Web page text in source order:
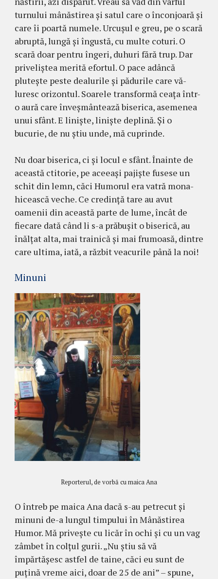
turnului mânăs­tirea și sa­tul care o înconjoară și
care îi poartă numele. Urcușul e greu, pe o scară
abruptă, lungă și îngustă, cu multe coturi. O
scară doar pentru îngeri, du­huri fără trup. Dar
priveliștea me­rită efortul. O pace adâncă
plutește peste dealurile și pădurile care vă­
luresc ori­zontul. Soarele transformă ceața într-
o aură care înveșmân­tea­ză biserica, ase­menea
unui sfânt. E liniște, liniște deplină. Și o
bucurie, de nu știu unde, mă cuprinde.
Nu doar biserica, ci și locul e sfânt. Înainte de
această ctitorie, pe aceeași pajiște fusese un
schit din lemn, căci Humorul era vatră mo­na­
hicească veche. Ce credință tare au avut
oamenii din această parte de lume, încât de
fiecare dată când li s-a prăbușit o biserică, au
înălțat alta, mai trainică și mai frumoasă, dintre
care ulti­ma, iată, a răzbit vea­curile până la noi!
Minuni
Reporterul, de vorbă cu maica Ana
O întreb pe maica Ana dacă s-au pe­tre­cut și
minuni de-a lungul timpului în Mânăstirea
Humor. Mă privește cu licăr în ochi și cu un vag
zâmbet în colțul gurii. „Nu știu să vă
împărtășesc astfel de taine, căci eu sunt de
puțină vreme aici, doar de 25 de ani” – spune,